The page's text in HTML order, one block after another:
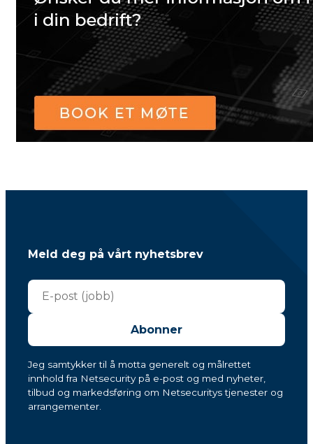
Meld deg på vårt nyhetsbrev
Abonner
Jeg samtykker til å motta generelt og målrettet
innhold fra Netsecurity på e-post og med nyheter,
tilbud og markedsføring om Netsecuritys tjenester og
arrangementer.